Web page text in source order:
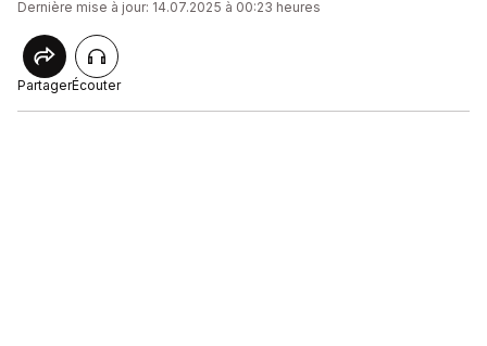
Dernière mise à jour: 14.07.2025 à 00:23 heures
PartagerÉcouter